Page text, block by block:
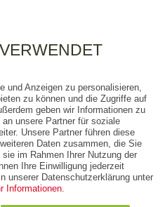
und Anzeigen zu personalisieren,
zu können und die Zugriffe auf
geben wir Informationen zu
an unsere Partner für soziale
Unsere Partner führen diese
Daten zusammen, die Sie
im Rahmen Ihrer Nutzung der
Ihre Einwilligung jederzeit
unserer Datenschutzerklärung unter
Informationen.